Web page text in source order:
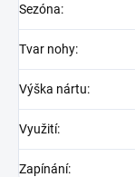
Sezóna:
Tvar nohy:
Výška nártu:
Využití:
Zapínání: